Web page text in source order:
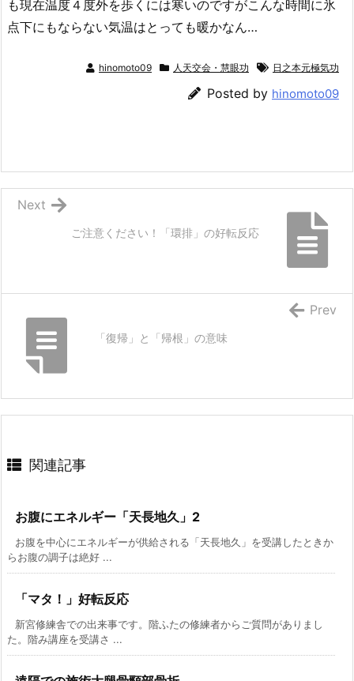
も現在温度４度外を歩くには寒いのですがこんな時間に氷
点下にもならない気温はとっても暖かなん…
hinomoto09 人天交会・慧眼功 日之本元極気功
Posted by hinomoto09
ご注意ください！「環排」の好転反応
Next
「復帰」と「帰根」の意味
Prev
関連記事
お腹にエネルギー「天長地久」2
お腹を中心にエネルギーが供給される「天長地久」を受講したときか
らお腹の調子は絶好 ...
「マタ！」好転反応
新宮修練舎での出来事です。階ふたの修練者からご質問がありまし
た。階み講座を受講さ ...